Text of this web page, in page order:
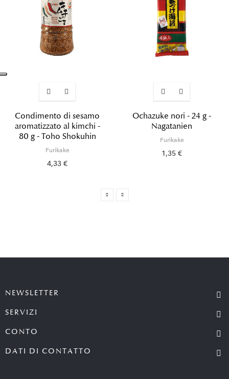
Condimento di sesamo
aromatizzato al kimchi -
80 g - Toho Shokuhin
Furikake
4,33 €
Ochazuke nori - 24 g -
Nagatanien
Furikake
1,35 €
NEWSLETTER
SERVIZI
CONTO
DATI DI CONTATTO